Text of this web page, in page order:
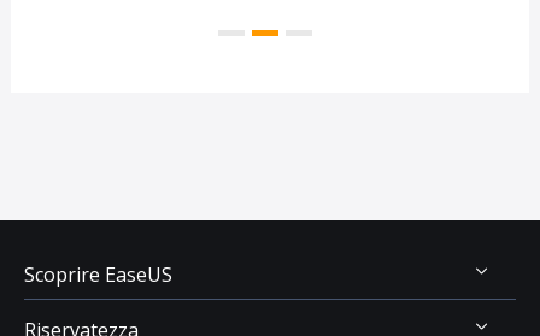
Scoprire EaseUS
Riservatezza